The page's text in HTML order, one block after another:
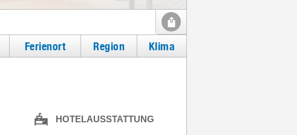
Ferienort Region Klima
HOTELAUSSTATTUNG